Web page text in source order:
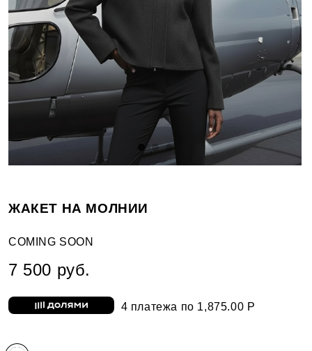
ЖАКЕТ НА МОЛНИИ
COMING SOON
7 500 руб.
4 платежа по 1,875.00 Р